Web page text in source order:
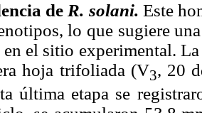
de R. solani. Este
lo que sugiere
en el sitio experimental.
hoja trifoliada (V3, 20
última etapa se